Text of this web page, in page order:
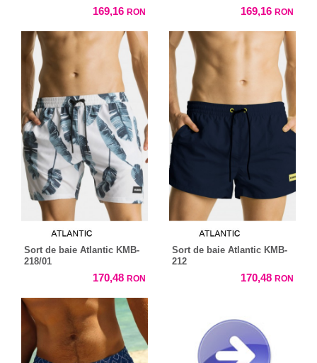
169,16 RON 169,16 RON
Sort de baie Atlantic KMB-
218/01
170,48 RON
Sort de baie Atlantic KMB-
212
170,48 RON